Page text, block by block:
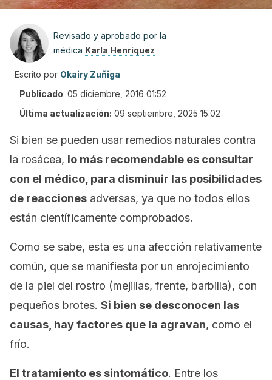
Revisado y aprobado por la
médica Karla Henríquez
Escrito por Okairy Zuñiga
Publicado: 05 diciembre, 2016 01:52
Última actualización: 09 septiembre, 2025 15:02
Si bien se pueden usar remedios naturales contra
la rosácea, lo más recomendable es consultar
con el médico, para disminuir las posibilidades
de reacciones adversas, ya que no todos ellos
están científicamente comprobados.
Como se sabe, esta es una afección relativamente
común, que se manifiesta por un enrojecimiento
de la piel del rostro (mejillas, frente, barbilla), con
pequeños brotes. Si bien se desconocen las
causas, hay factores que la agravan, como el
frío.
El tratamiento es sintomático. Entre los